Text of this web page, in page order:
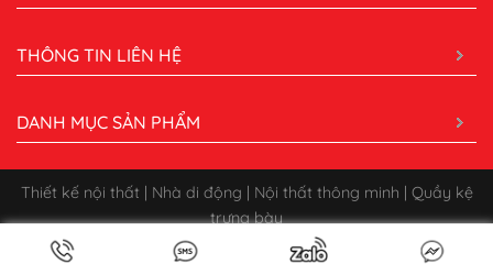
THÔNG TIN LIÊN HỆ
DANH MỤC SẢN PHẨM
Thiết kế nội thất | Nhà di động | Nội thất thông minh | Quầy kệ
trưng bày
Bản quyền 2026 ©
CÔNG TY CỔ PHẦN XÂY DỰNG QUẢNG CÁO